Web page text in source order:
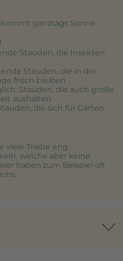
ganztags Sonne.
Stauden, die Insekten
Stauden, die in der
frisch bleiben
: Stauden, die auch große
aushalten
die sich für Gärten
viele Triebe eng
welche aber keine
haben zum Beispiel oft